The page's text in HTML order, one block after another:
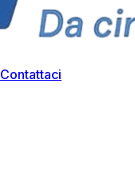
Contattaci